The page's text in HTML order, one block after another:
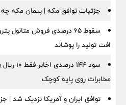
جزئیات توافق مکه | پیمان مکه چه
سقوط ۶۵ درصدی فروش
افت تولید را پوشاند
سود ۱۴۴
مخابرات روی پایه کوچک
توافق ایران و آمریکا نزدیک شد |